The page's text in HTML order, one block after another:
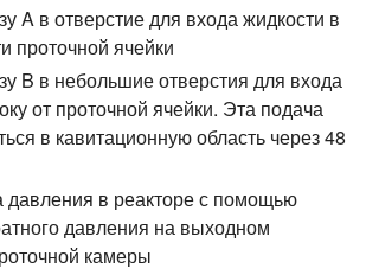
A в отверстие для входа жидкости в
проточной ячейки
B в небольшие отверстия для входа
от проточной ячейки. Эта подача
в кавитационную область через 48
давления в реакторе с помощью
давления на выходном
камеры